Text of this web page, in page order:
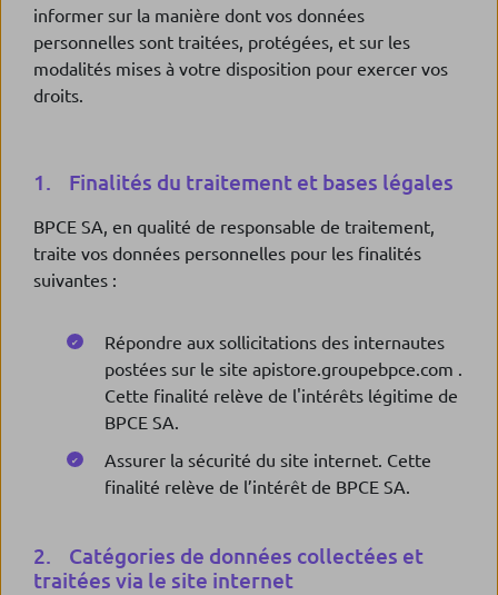
informer sur la manière dont vos données
personnelles sont traitées, protégées, et sur les
modalités mises à votre disposition pour exercer vos
droits.
1. Finalités du traitement et bases légales
BPCE SA, en qualité de responsable de traitement,
traite vos données personnelles pour les finalités
suivantes :
Répondre aux sollicitations des internautes
postées sur le site apistore.groupebpce.com .
Cette finalité relève de l'intérêts légitime de
BPCE SA.
Assurer la sécurité du site internet. Cette
finalité relève de l’intérêt de BPCE SA.
2. Catégories de données collectées et
traitées via le site internet